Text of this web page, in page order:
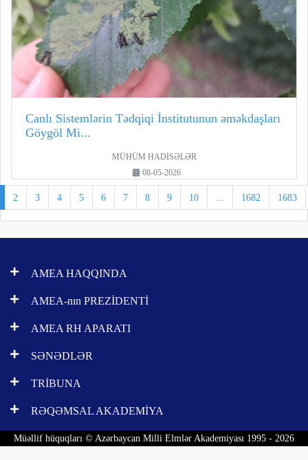
Canlı Sistemlərin Tədqiqi İnstitutunun əməkdaşları
Göygöl Mi...
MÜHÜM HADİSƏLƏR
08-05-2026
2 3 4 5 6 7 8 9 10 ... 1682 1683
AMEA HAQQINDA
AMEA-nın PREZİDENTİ
AMEA RH APARATI
SƏNƏDLƏR
TRİBUNA
RƏQƏMSAL AKADEMİYA
Müəllif hüquqları © Azərbaycan Milli Elmlər Akademiyası 1995 - 2026